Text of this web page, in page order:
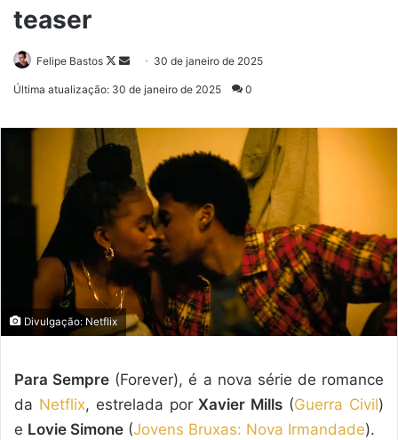
teaser
Felipe Bastos
Follow
Mande
mail
30 de janeiro de 2025
Última atualização: 30 de janeiro de 2025 0
Divulgação: Netflix
Para Sempre (Forever), é a nova série de romance
da Netflix, estrelada porXavier Mills (Guerra Civil)
e Lovie Simone (Jovens Bruxas: Nova Irmandade).